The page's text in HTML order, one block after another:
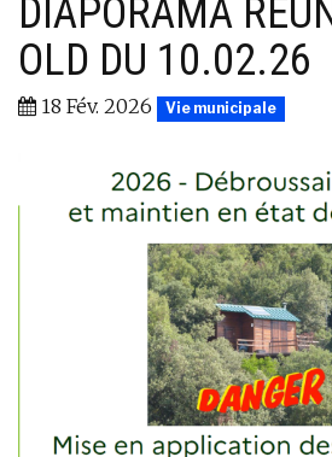
DIAPORAMA
OLD DU 10.02.26
18 Fév. 2026 Vie municipale